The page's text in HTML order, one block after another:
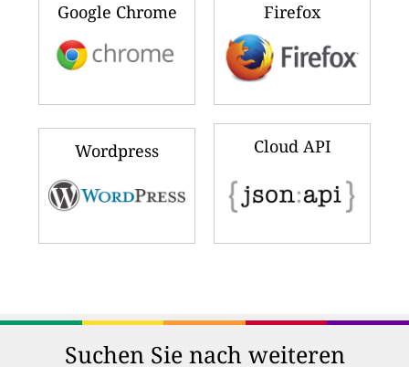
Google Chrome Firefox
Wordpress Cloud API
Suchen Sie nach weiteren